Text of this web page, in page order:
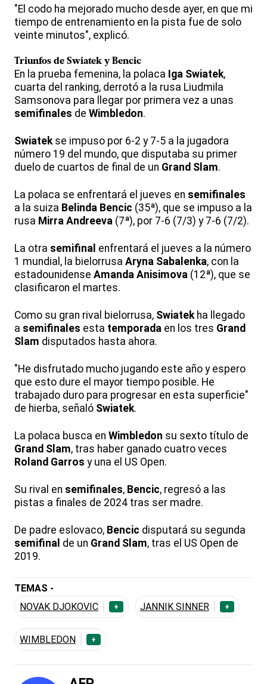
"El codo ha mejorado mucho desde ayer, en que mi
tiempo de entrenamiento en la pista fue de solo
veinte minutos", explicó.
Triunfos de Swiatek yBencic
En la prueba femenina, la polaca Iga Swiatek,
cuarta del ranking, derrotó a la rusa Liudmila
Samsonova para llegar por primera vez a unas
semifinales de Wimbledon.
Swiatek se impuso por 6-2 y 7-5 a la jugadora
número 19 del mundo, que disputaba su primer
duelo de cuartos de final de un Grand Slam.
La polaca se enfrentará el jueves en semifinales
a la suiza Belinda Bencic (35ª), que se impuso a la
rusa Mirra Andreeva (7ª), por 7-6 (7/3) y 7-6 (7/2).
La otra semifinal enfrentará el jueves a la número
1 mundial, la bielorrusa Aryna Sabalenka, con la
estadounidense Amanda Anisimova (12ª), que se
clasificaron el martes.
Como su gran rival bielorrusa, Swiatek ha llegado
a semifinales esta temporada en los tres Grand
Slam disputados hasta ahora.
"He disfrutado mucho jugando este año y espero
que esto dure el mayor tiempo posible. He
trabajado duro para progresar en esta superficie"
de hierba, señaló Swiatek.
La polaca busca en Wimbledon su sexto título de
Grand Slam, tras haber ganado cuatro veces
Roland Garros y una el US Open.
Su rival en semifinales, Bencic, regresó a las
pistas a finales de 2024 tras ser madre.
De padre eslovaco, Bencic disputará su segunda
semifinal de un Grand Slam, tras el US Open de
2019.
TEMAS -
NOVAK DJOKOVIC
+ JANNIK SINNER +
WIMBLEDON +